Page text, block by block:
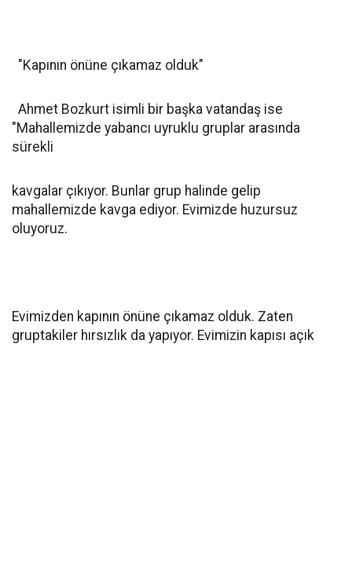
"Kapının önüne çıkamaz olduk"
Ahmet Bozkurt isimli bir başka vatandaş ise
"Mahallemizde yabancı uyruklu gruplar arasında
sürekli
kavgalar çıkıyor. Bunlar grup halinde gelip
mahallemizde kavga ediyor. Evimizde huzursuz
oluyoruz.
Evimizden kapının önüne çıkamaz olduk. Zaten
gruptakiler hırsızlık da yapıyor. Evimizin kapısı açık